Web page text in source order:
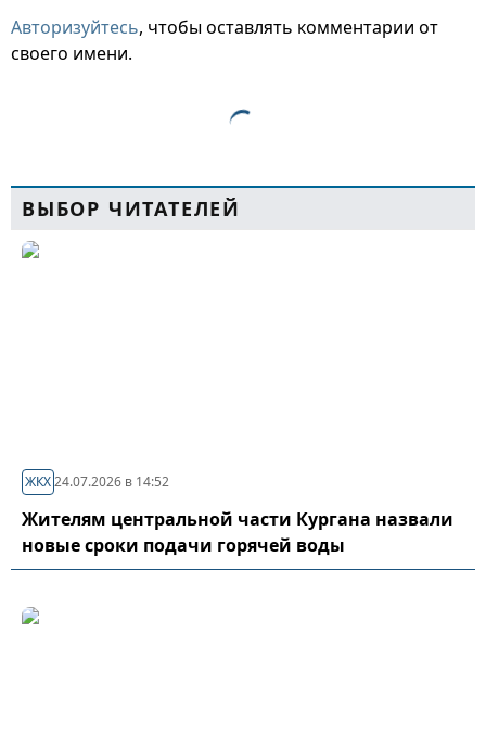
Авторизуйтесь, чтобы оставлять комментарии от
своего имени.
ВЫБОР ЧИТАТЕЛЕЙ
ЖКХ24.07.2026 в 14:52
Жителям центральной части Кургана назвали
новые сроки подачи горячей воды